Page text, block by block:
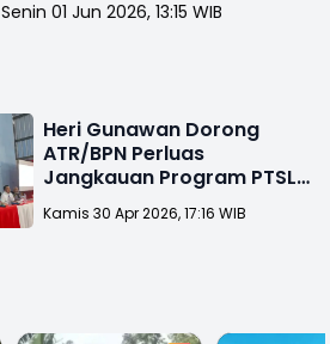
Senin 01 Jun 2026, 13:15 WIB
Heri Gunawan Dorong
ATR/BPN Perluas
Jangkauan Program PTSL
di Sukabumi
Kamis 30 Apr 2026, 17:16 WIB